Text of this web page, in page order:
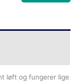
løft og fungerer lige